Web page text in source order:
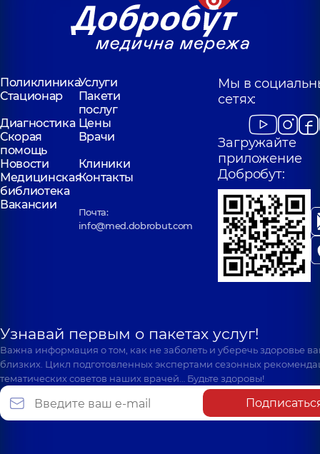
ПоликлиникаУслуги
Стационар
Пакети
послуг
Диагностика Цены
Скорая
помощь
Врачи
Новости
Клиники
Медицинская
библиотека
Контакты
Вакансии
Почта:
info@med.dobrobut.com
Мы в
сетях:
Загружайте
приложение
Добробут:
Узнавай первым о пакетах услуг!
Важна информация о том, как не заболеть и уберечь здоровье
близких. Цикл подготовленных экспертами сезонных
тематических советов наших врачей… Будьте здоровы!